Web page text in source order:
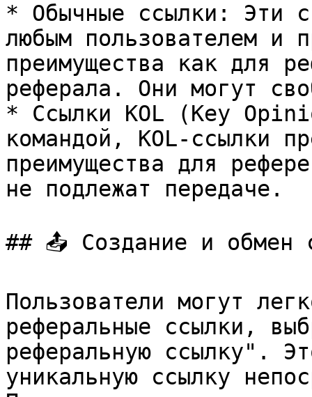
* Обычные ссылки: Эти
любым пользователем и
преимущества как для
реферала. Они могут
* Ссылки KOL (Key
командой, KOL-ссылки
преимущества для
не подлежат передаче.
## 📤 Создание и обмен
Пользователи могут
реферальные ссылки,
реферальную ссылку".
уникальную ссылку